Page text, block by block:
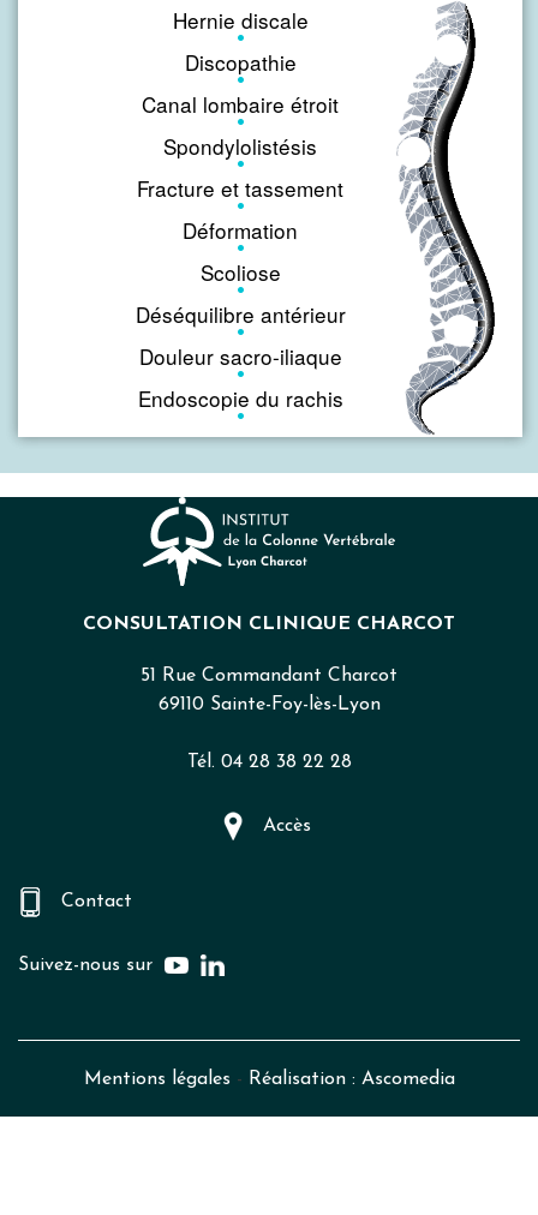
Hernie discale
Discopathie
Canal lombaire étroit
Spondylolistésis
Fracture et tassement
Déformation
Scoliose
Déséquilibre antérieur
Douleur sacro-iliaque
Endoscopie du rachis
CONSULTATION CLINIQUE CHARCOT
51 Rue Commandant Charcot
69110 Sainte-Foy-lès-Lyon
Tél. 04 28 38 22 28
Accès
Contact
Suivez-nous sur
Mentions légales - Réalisation : Ascomedia